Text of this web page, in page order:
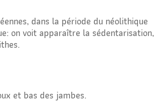
dans la période du néolithique
on voit apparaître la sédentarisation,
et bas des jambes.